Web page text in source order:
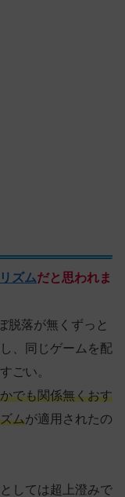
ズムだと思われま
脱落が無くずっと
、同じゲームを配
ごい。
でも関係無くおす
ムが適用されたの
しては超上澄みで